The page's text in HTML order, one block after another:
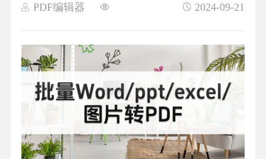
PDF编辑器 2024-09-21